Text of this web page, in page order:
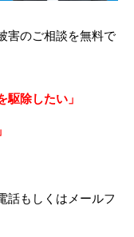
害のご相談を無料で
駆除したい」
話もしくはメールフ